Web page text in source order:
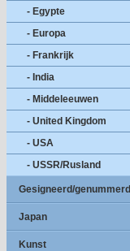
- Egypte
- Europa
- Frankrijk
- India
- Middeleeuwen
- United Kingdom
- USA
- USSR/Rusland
Gesigneerd/genummerd
Japan
Kunst